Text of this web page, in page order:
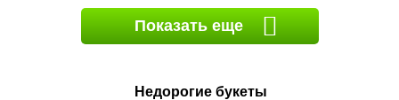
Показать еще
Недорогие букеты